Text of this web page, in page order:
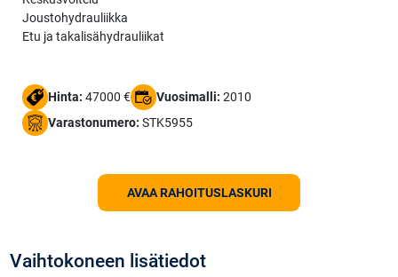
Joustohydrauliikka
Etu ja takalisähydrauliikat
Hinta: 47000 € Vuosimalli: 2010
Varastonumero: STK5955
AVAA RAHOITUSLASKURI
Vaihtokoneen lisätiedot